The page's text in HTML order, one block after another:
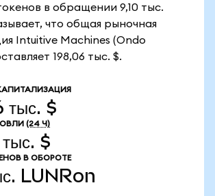
в обращении 9,10 тыс.
что общая рыночная
Intuitive Machines (Ondo
198,06 тыс. $.
тыс. $
(24 Ч)
$
В ОБОРОТЕ
LUNRon